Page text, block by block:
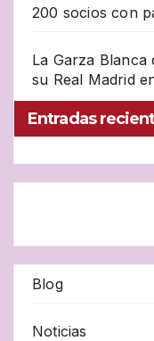
200 socios con
La Garza
su Real Madrid
Entradas
Blog
Noticias